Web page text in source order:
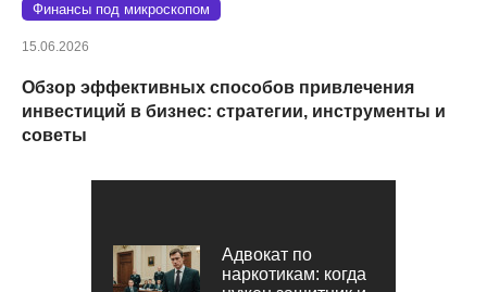
Финансы под микроскопом
15.06.2026
Обзор эффективных способов привлечения
инвестиций в бизнес: стратегии, инструменты и
советы
Адвокат по
наркотикам: когда